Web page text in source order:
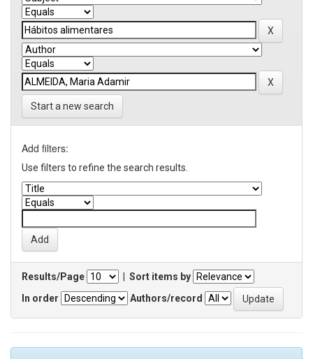
Start a new search
Add filters:
Use filters to refine the search results.
Results/Page
Sort items by
In order
Authors/record